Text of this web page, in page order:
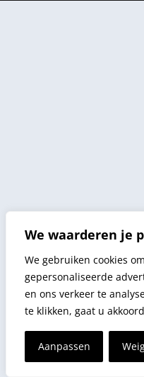
We waarderen je
We gebruiken cookies
gepersonaliseerde
en ons verkeer te
te klikken, gaat u
Aanpassen